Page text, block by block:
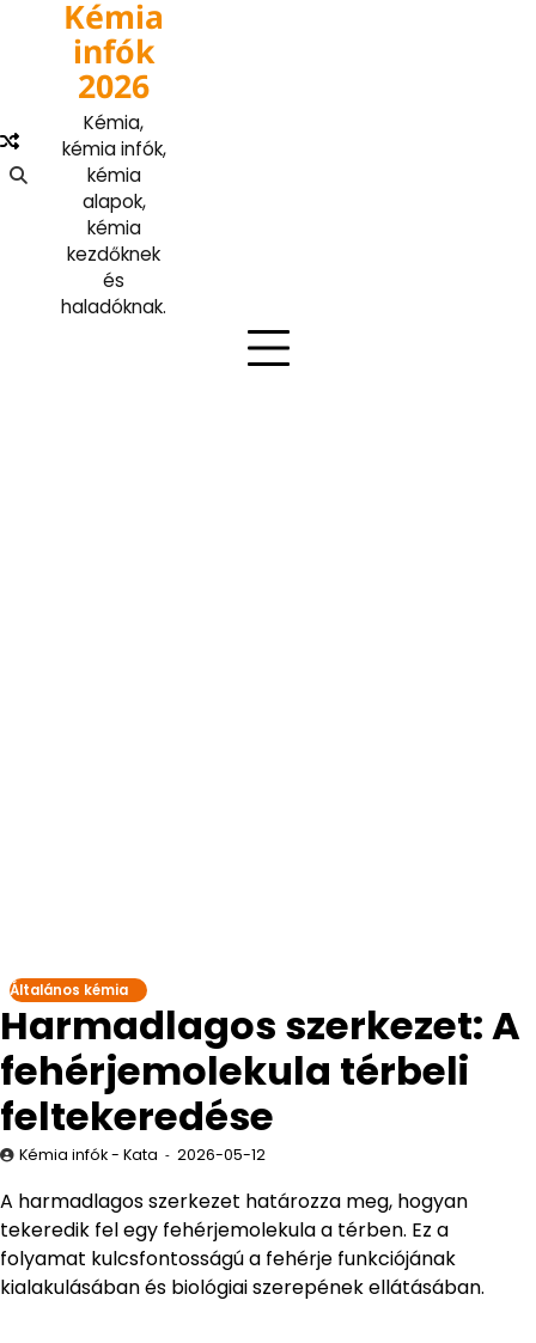
Kémia
infók
2026
Kémia,
kémia infók,
kémia
alapok,
kémia
kezdőknek
és
haladóknak.
Általános kémia
Harmadlagos szerkezet: A
fehérjemolekula térbeli
feltekeredése
Kémia infók - Kata 2026-05-12
A harmadlagos szerkezet határozza meg, hogyan
tekeredik fel egy fehérjemolekula a térben. Ez a
folyamat kulcsfontosságú a fehérje funkciójának
kialakulásában és biológiai szerepének ellátásában.